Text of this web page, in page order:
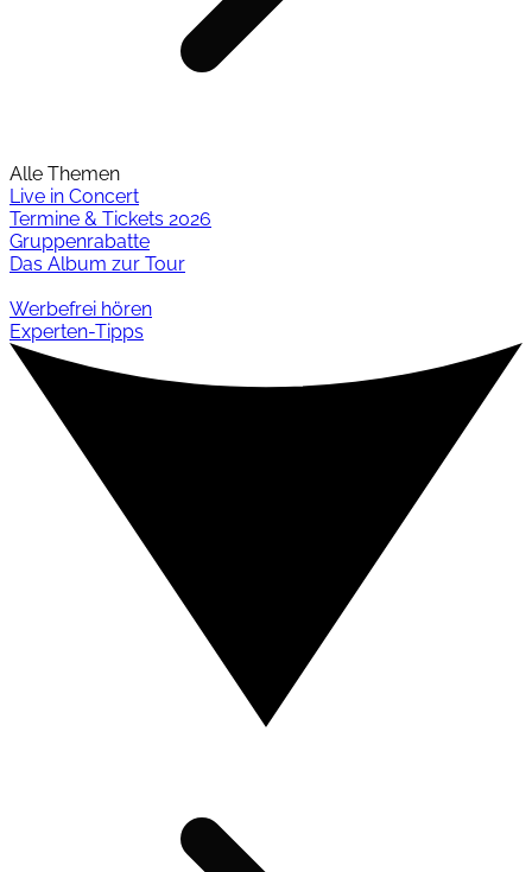
Alle Themen
Live in Concert
Termine & Tickets 2026
Gruppenrabatte
Das Album zur Tour
Werbefrei hören
Experten-Tipps